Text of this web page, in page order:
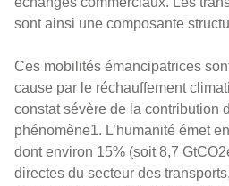
sont ainsi une composante
Ces mobilités émancipatrices
cause par le réchauffement
constat sévère de la contribution
phénomène1. L’humanité émet
dont environ 15% (soit 8,7
directes du secteur des